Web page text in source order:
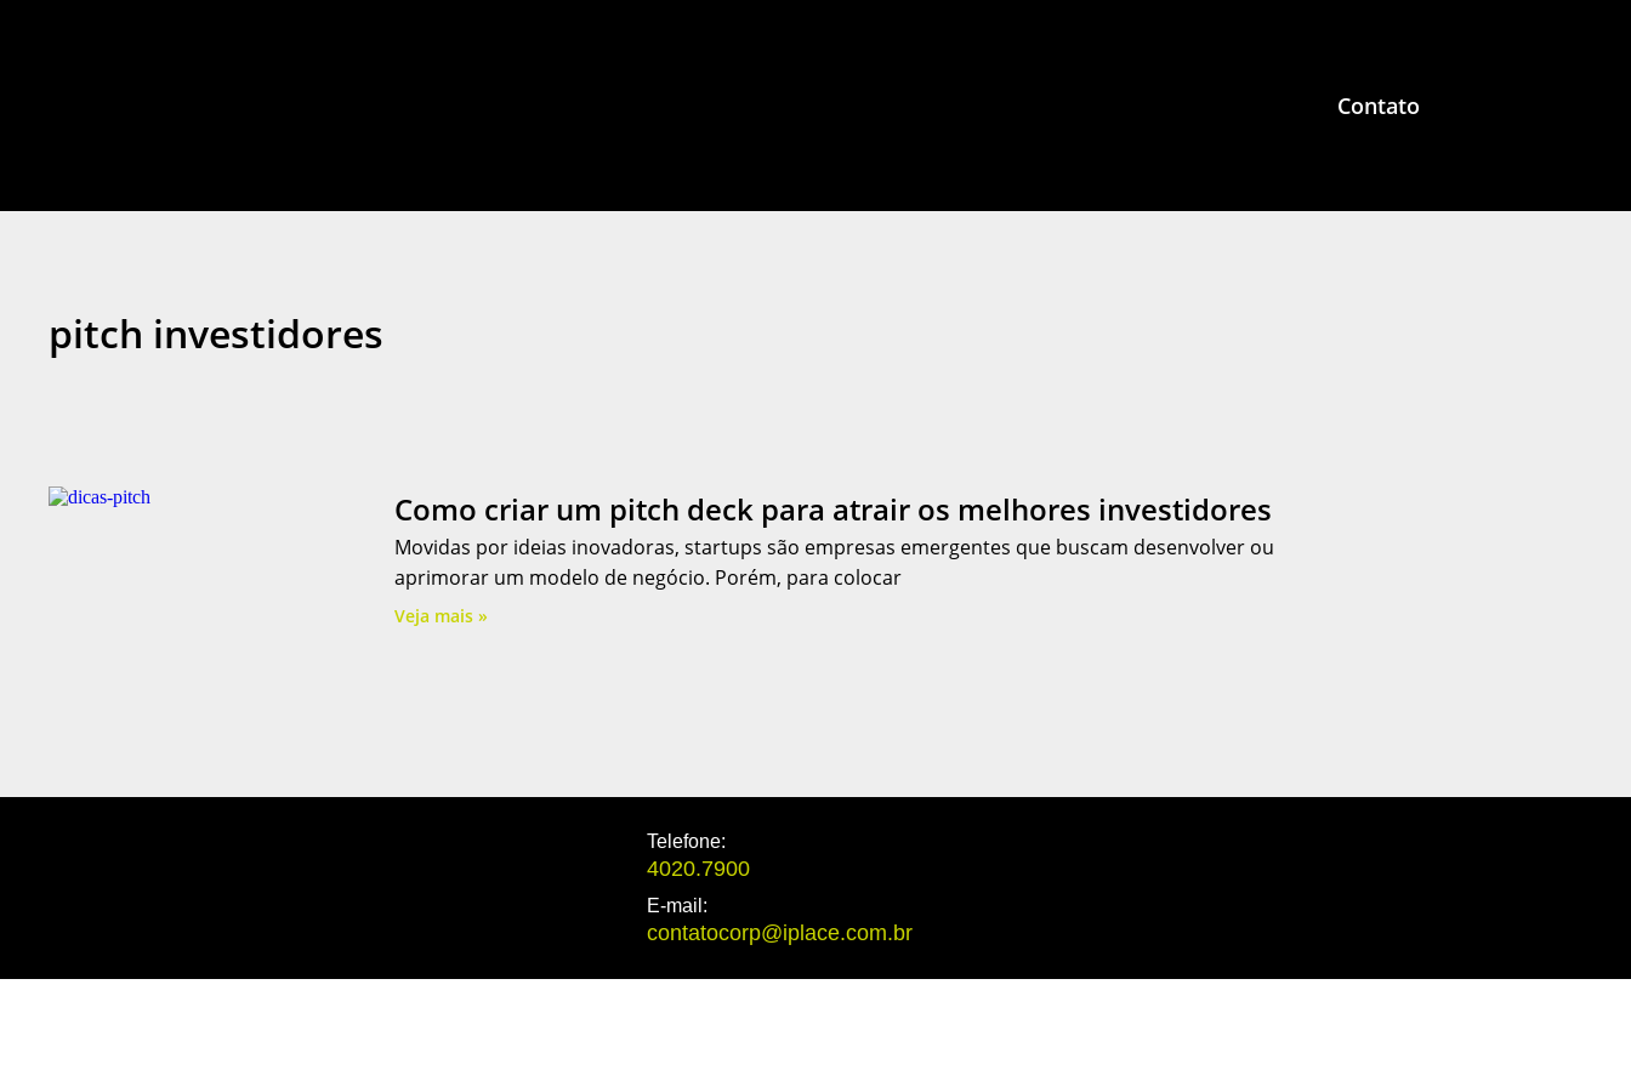
Contato
pitch investidores
Como criar um pitch deck para atrair os melhores investidores
Movidas por ideias inovadoras, startups são empresas emergentes que buscam desenvolver ou
aprimorar um modelo de negócio. Porém, para colocar
Veja mais »
Telefone:
4020.7900
E-mail:
contatocorp@iplace.com.br